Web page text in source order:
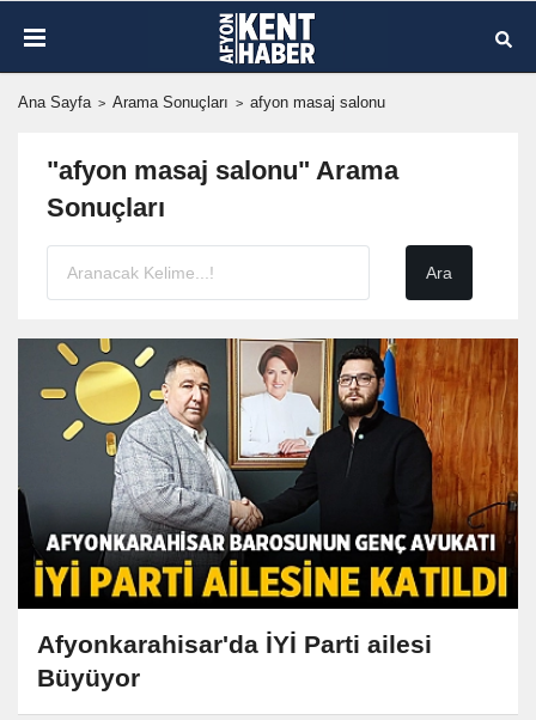
Ana Sayfa Arama Sonuçları afyon masaj salonu
"afyon masaj salonu" Arama
Sonuçları
Afyonkarahisar'da İYİ Parti ailesi
Büyüyor